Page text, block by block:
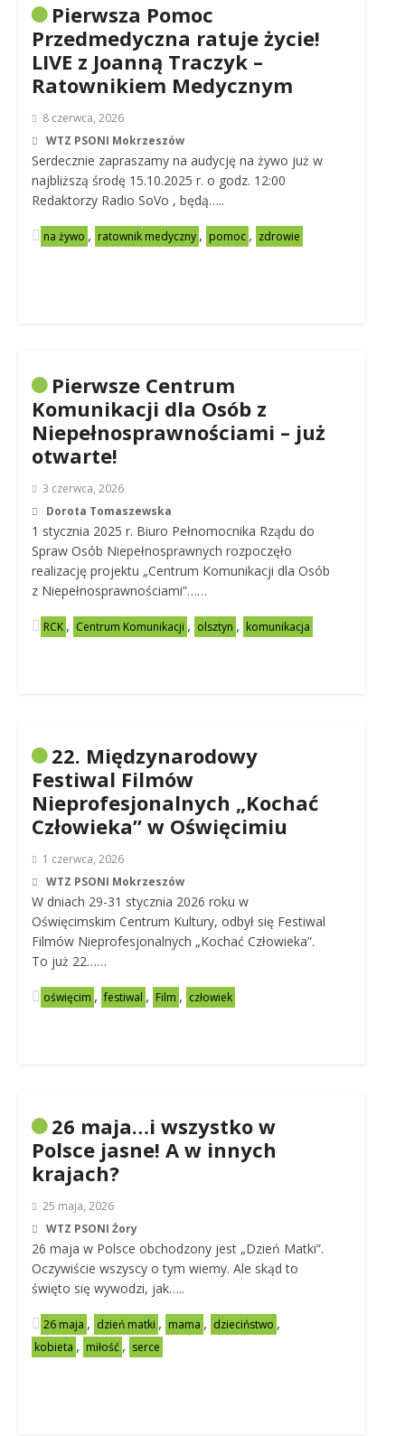
Pierwsza Pomoc
Przedmedyczna ratuje życie!
LIVE z Joanną Traczyk –
Ratownikiem Medycznym
8 czerwca, 2026
WTZ PSONI Mokrzeszów
Serdecznie zapraszamy na audycję na żywo już w
najbliższą środę 15.10.2025 r. o godz. 12:00
Redaktorzy Radio SoVo , będą…..
na żywo , ratownik medyczny , pomoc , zdrowie
Pierwsze Centrum
Komunikacji dla Osób z
Niepełnosprawnościami – już
otwarte!
3 czerwca, 2026
Dorota Tomaszewska
1 stycznia 2025 r. Biuro Pełnomocnika Rządu do
Spraw Osób Niepełnosprawnych rozpoczęło
realizację projektu „Centrum Komunikacji dla Osób
z Niepełnosprawnościami”……
RCK , Centrum Komunikacji , olsztyn , komunikacja
22. Międzynarodowy
Festiwal Filmów
Nieprofesjonalnych „Kochać
Człowieka” w Oświęcimiu
1 czerwca, 2026
WTZ PSONI Mokrzeszów
W dniach 29-31 stycznia 2026 roku w
Oświęcimskim Centrum Kultury, odbył się Festiwal
Filmów Nieprofesjonalnych „Kochać Człowieka”.
To już 22……
oświęcim , festiwal , Film , człowiek
26 maja…i wszystko w
Polsce jasne! A w innych
krajach?
25 maja, 2026
WTZ PSONI Żory
26 maja w Polsce obchodzony jest „Dzień Matki”.
Oczywiście wszyscy o tym wiemy. Ale skąd to
święto się wywodzi, jak…..
26 maja , dzień matki , mama , dzieciństwo ,
kobieta , miłość , serce